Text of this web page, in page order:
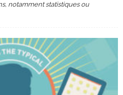
notamment statistiques ou